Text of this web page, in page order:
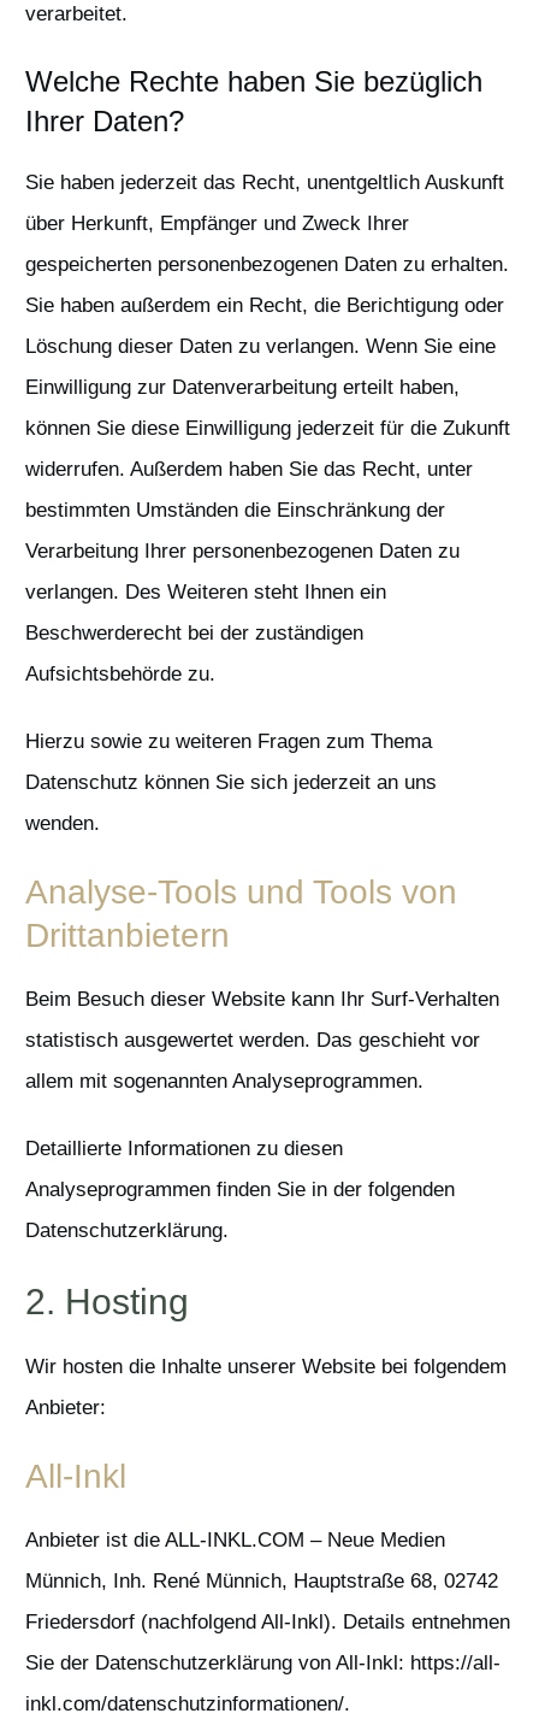
verarbeitet.
Welche Rechte haben Sie bezüglich
Ihrer Daten?
Sie haben jederzeit das Recht, unentgeltlich Auskunft
über Herkunft, Empfänger und Zweck Ihrer
gespeicherten personenbezogenen Daten zu erhalten.
Sie haben außerdem ein Recht, die Berichtigung oder
Löschung dieser Daten zu verlangen. Wenn Sie eine
Einwilligung zur Datenverarbeitung erteilt haben,
können Sie diese Einwilligung jederzeit für die Zukunft
widerrufen. Außerdem haben Sie das Recht, unter
bestimmten Umständen die Einschränkung der
Verarbeitung Ihrer personenbezogenen Daten zu
verlangen. Des Weiteren steht Ihnen ein
Beschwerderecht bei der zuständigen
Aufsichtsbehörde zu.
Hierzu sowie zu weiteren Fragen zum Thema
Datenschutz können Sie sich jederzeit an uns
wenden.
Analyse-Tools und Tools von
Dritt­anbietern
Beim Besuch dieser Website kann Ihr Surf-Verhalten
statistisch ausgewertet werden. Das geschieht vor
allem mit sogenannten Analyseprogrammen.
Detaillierte Informationen zu diesen
Analyseprogrammen finden Sie in der folgenden
Datenschutzerklärung.
2. Hosting
Wir hosten die Inhalte unserer Website bei folgendem
Anbieter:
All-Inkl
Anbieter ist die ALL-INKL.COM – Neue Medien
Münnich, Inh. René Münnich, Hauptstraße 68, 02742
Friedersdorf (nachfolgend All-Inkl). Details entnehmen
Sie der Datenschutzerklärung von All-Inkl: https://all-
inkl.com/datenschutzinformationen/.